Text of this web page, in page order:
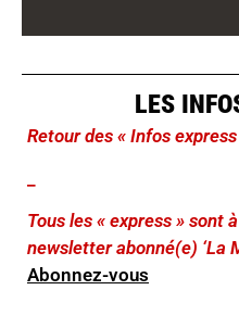
LES
Retour des « Infos
Tous les « express » sont
newsletter abonné(e) ‘La
Abonnez-vous